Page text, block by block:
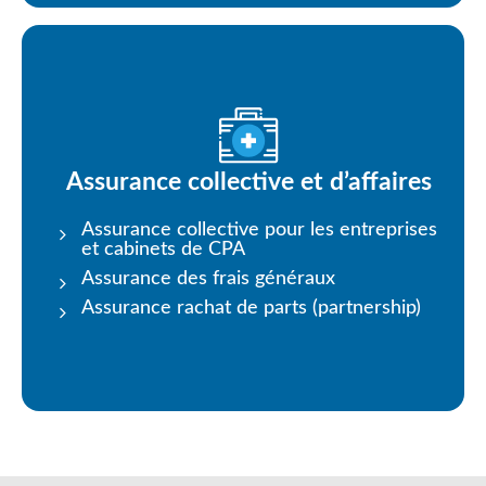
Assurance collective et d’affaires
Assurance collective pour les entreprises
et cabinets de CPA
Assurance des frais généraux
Assurance rachat de parts (partnership)